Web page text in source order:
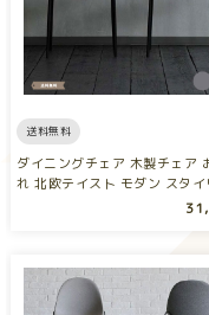
送料無料
ダイニングチェア 木製チェア おしゃ
れ 北欧テイスト モダン スタイ